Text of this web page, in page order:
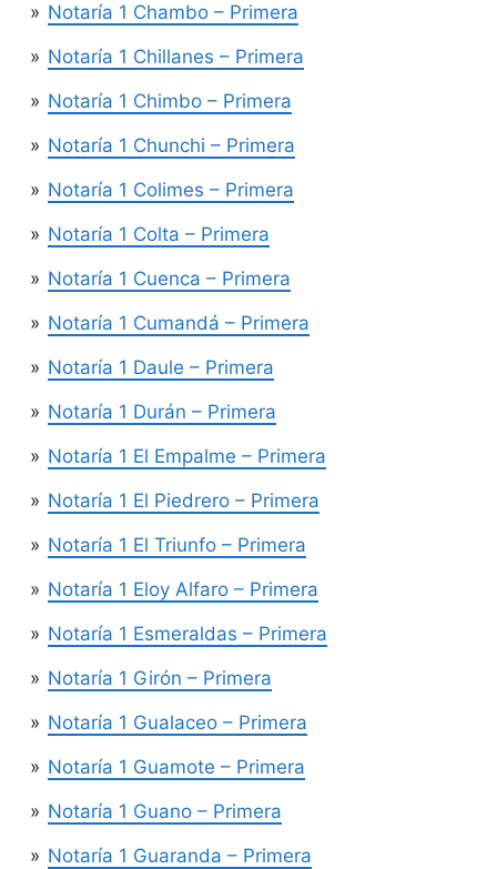
Notaría 1 Chambo – Primera
Notaría 1 Chillanes – Primera
Notaría 1 Chimbo – Primera
Notaría 1 Chunchi – Primera
Notaría 1 Colimes – Primera
Notaría 1 Colta – Primera
Notaría 1 Cuenca – Primera
Notaría 1 Cumandá – Primera
Notaría 1 Daule – Primera
Notaría 1 Durán – Primera
Notaría 1 El Empalme – Primera
Notaría 1 El Piedrero – Primera
Notaría 1 El Triunfo – Primera
Notaría 1 Eloy Alfaro – Primera
Notaría 1 Esmeraldas – Primera
Notaría 1 Girón – Primera
Notaría 1 Gualaceo – Primera
Notaría 1 Guamote – Primera
Notaría 1 Guano – Primera
Notaría 1 Guaranda – Primera